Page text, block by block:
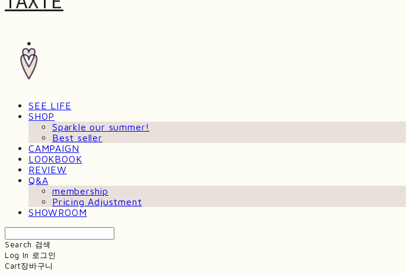
SEE LIFE
SHOP
Sparkle our summer!
Best seller
CAMPAIGN
LOOKBOOK
REVIEW
Q&A
membership
Pricing Adjustment
SHOWROOM
Search 검색
Log In 로그인
Cart장바구니